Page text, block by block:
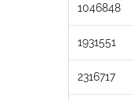
1046848
1931551
2316717